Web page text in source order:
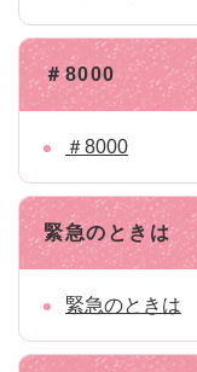
＃8000
＃8000
緊急のときは
緊急のときは